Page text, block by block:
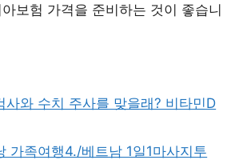
보험 가격을 준비하는 것이 좋습니
사와 수치 주사를 맞을래? 비타민D
가족여행4./베트남 1일1마사지투